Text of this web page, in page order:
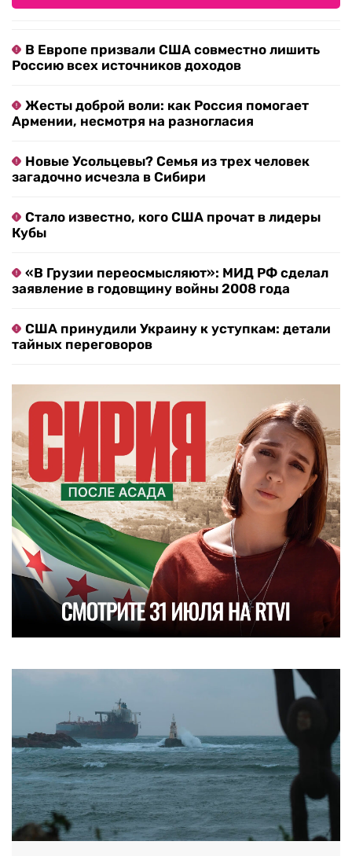
В Европе призвали США совместно лишить
Россию всех источников доходов
Жесты доброй воли: как Россия помогает
Армении, несмотря на разногласия
Новые Усольцевы? Семья из трех человек
загадочно исчезла в Сибири
Стало известно, кого США прочат в лидеры
Кубы
«В Грузии переосмысляют»: МИД РФ сделал
заявление в годовщину войны 2008 года
США принудили Украину к уступкам: детали
тайных переговоров